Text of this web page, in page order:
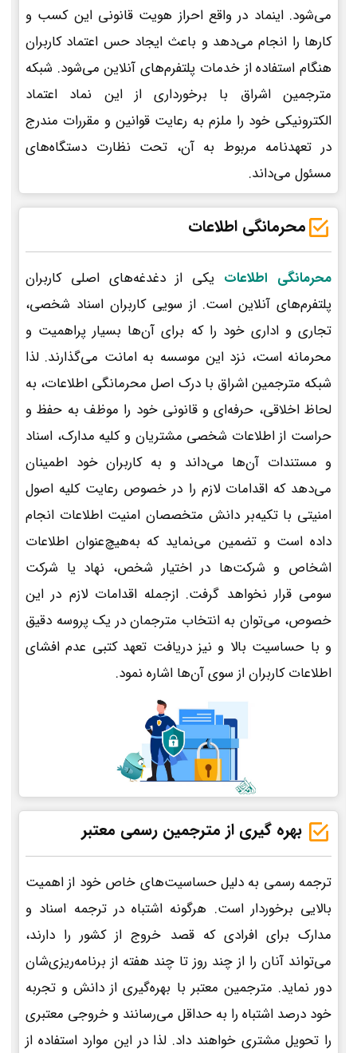
می‌شود. اینماد در واقع احراز هویت قانونی این کسب و
کارها را انجام می‌دهد و باعث ایجاد حس اعتماد کاربران
هنگام استفاده از خدمات پلتفرم‌های آنلاین می‌شود. شبکه
مترجمین اشراق با برخورداری از این نماد اعتماد
الکترونیکی خود را ملزم به رعایت قوانین و مقررات مندرج
در تعهدنامه مربوط به آن، تحت نظارت دستگاه‌های
مسئول می‌داند.
محرمانگی اطلاعات
محرمانگی اطلاعات یکی از دغدغه‌های اصلی کاربران
پلتفرم‌های آنلاین است. از سویی کاربران اسناد شخصی،
تجاری و اداری خود را که برای آن‌ها بسیار پراهمیت و
محرمانه است، نزد این موسسه به امانت می‌گذارند. لذا
شبکه مترجمین اشراق با درک اصل محرمانگی اطلاعات، به
لحاظ اخلاقی، حرفه‌ای و قانونی خود را موظف به حفظ و
حراست از اطلاعات شخصی مشتریان و کلیه مدارک، اسناد
و مستندات آن‌ها می‌داند و به کاربران خود اطمینان
می‌دهد که اقدامات لازم را در خصوص رعایت کلیه اصول
امنیتی با تکیه‌بر دانش متخصصان امنیت اطلاعات انجام
داده است و تضمین می‌نماید که به‌هیچ‌عنوان اطلاعات
اشخاص و شرکت‌ها در اختیار شخص، نهاد یا شرکت
سومی قرار نخواهد گرفت. ازجمله اقدامات لازم در این
خصوص، می‌توان به انتخاب مترجمان در یک پروسه دقیق
و با حساسیت بالا و نیز دریافت تعهد کتبی عدم افشای
اطلاعات کاربران از سوی آن‌ها اشاره نمود.
بهره گیری از مترجمین رسمی معتبر
ترجمه رسمی به دلیل حساسیت‌های خاص خود از اهمیت
بالایی برخوردار است. هرگونه اشتباه در ترجمه اسناد و
مدارک برای افرادی که قصد خروج از کشور را دارند،
می‌تواند آنان را از چند روز تا چند هفته از برنامه‌ریزی‌شان
دور نماید. مترجمین معتبر با بهره‌گیری از دانش و تجربه
خود درصد اشتباه را به حداقل می‌رسانند و خروجی معتبری
را تحویل مشتری خواهند داد. لذا در این موارد استفاده از